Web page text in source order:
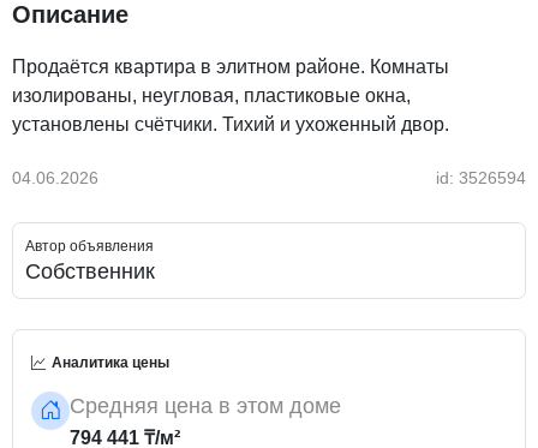
Описание
Продаётся квартира в элитном районе. Комнаты
изолированы, неугловая, пластиковые окна,
установлены счётчики. Тихий и ухоженный двор.
04.06.2026 id: 3526594
Автор объявления
Собственник
Аналитика цены
Средняя цена в этом доме
794 441 ₸/м²